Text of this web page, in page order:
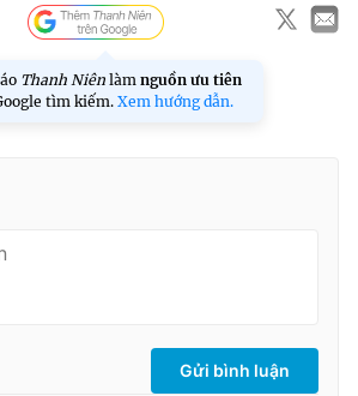
Thanh Niên làm nguồn ưu tiên
tìm kiếm. Xem hướng dẫn.
Gửi bình luận